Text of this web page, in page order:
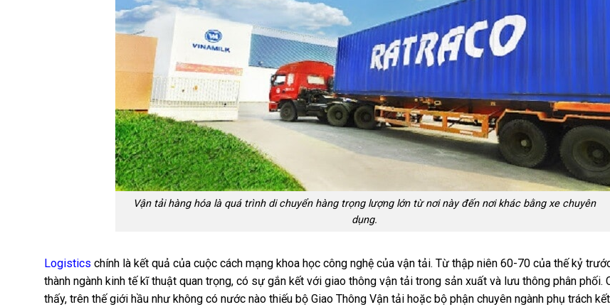
Vận tải hàng hóa là quá trình di chuyển hàng trọng lượng lớn từ nơi này đến nơi khác bằng xe chuyên
dụng.
Logistics chính là kết quả của cuộc cách mạng khoa học công nghệ của vận tải. Từ thập niên 60-70 của thế kỷ
thành ngành kinh tế kĩ thuật quan trọng, có sự gắn kết với giao thông vận tải trong sản xuất và lưu thông phân phối.
thấy, trên thế giới hầu như không có nước nào thiếu bộ Giao Thông Vận tải hoặc bộ phận chuyên ngành phụ trách